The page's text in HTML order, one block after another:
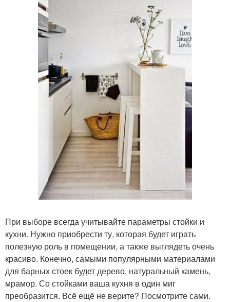
При выборе всегда учитывайте параметры стойки и
кухни. Нужно приобрести ту, которая будет играть
полезную роль в помещении, а также выглядеть очень
красиво. Конечно, самыми популярными материалами
для барных стоек будет дерево, натуральный камень,
мрамор. Со стойками ваша кухня в один миг
преобразится. Всё ещё не верите? Посмотрите сами.